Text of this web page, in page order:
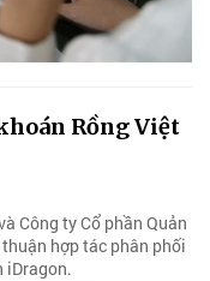
Rồng Việt
Công ty Cổ phần Quản
hợp tác phân phối
iDragon.